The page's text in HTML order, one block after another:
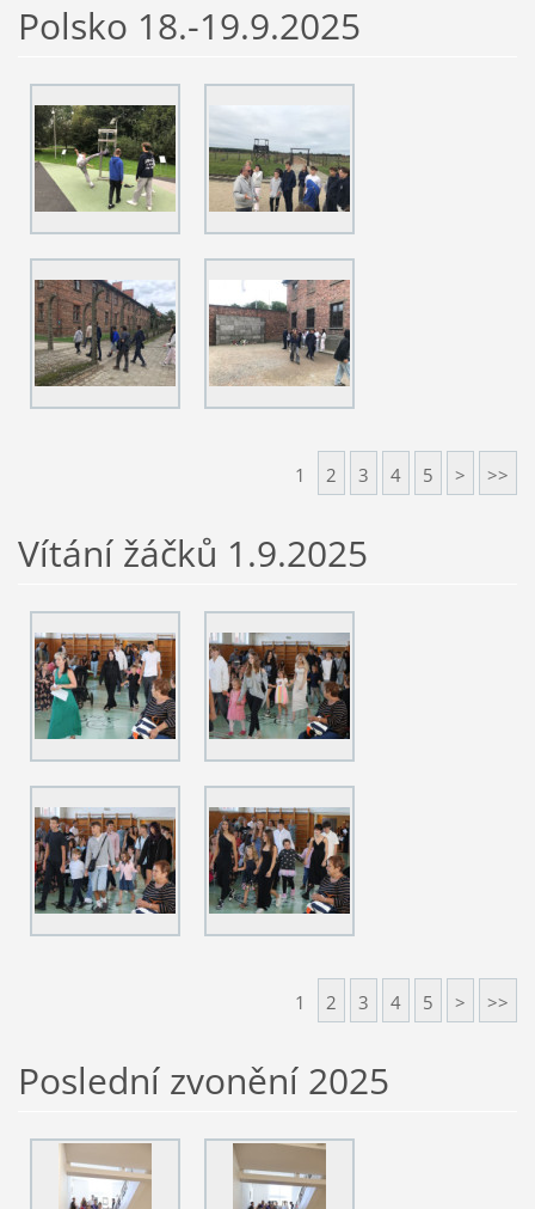
Polsko 18.-19.9.2025
1 2 3 4 5 > >>
Vítání žáčků 1.9.2025
1 2 3 4 5 > >>
Poslední zvonění 2025